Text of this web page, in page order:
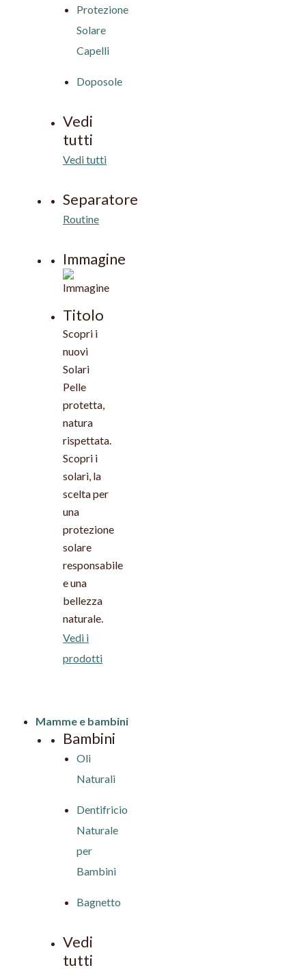
Protezione
Solare
Capelli
Doposole
Vedi
tutti
Vedi tutti
Separatore
Routine
Immagine
Titolo
Scopri i
nuovi
Solari
Pelle
protetta,
natura
rispettata.
Scopri i
solari, la
scelta per
una
protezione
solare
responsabile
e una
bellezza
naturale.
Vedi i
prodotti
Mamme e bambini
Bambini
Oli
Naturali
Dentifricio
Naturale
per
Bambini
Bagnetto
Vedi
tutti